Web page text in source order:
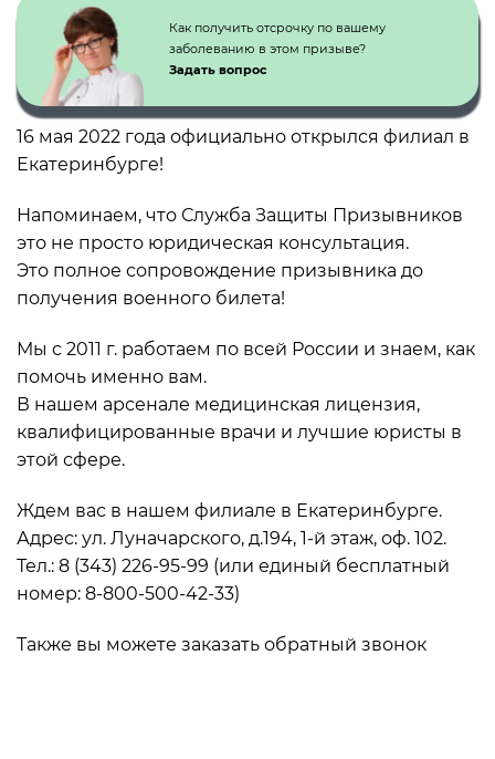
Как получить отсрочку по вашему
заболеванию в этом призыве?
Задать вопрос
16 мая 2022 года официально открылся филиал в
Екатеринбурге!
Напоминаем, что Служба Защиты Призывников
это не просто юридическая консультация.
Это полное сопровождение призывника до
получения военного билета!
Мы с 2011 г. работаем по всей России и знаем, как
помочь именно вам.
В нашем арсенале медицинская лицензия,
квалифицированные врачи и лучшие юристы в
этой сфере.
Ждем вас в нашем филиале в Екатеринбурге.
Адрес: ул. Луначарского, д.194, 1-й этаж, оф. 102.
Тел.: 8 (343) 226-95-99 (или единый бесплатный
номер: 8-800-500-42-33)
Также вы можете заказать обратный звонок